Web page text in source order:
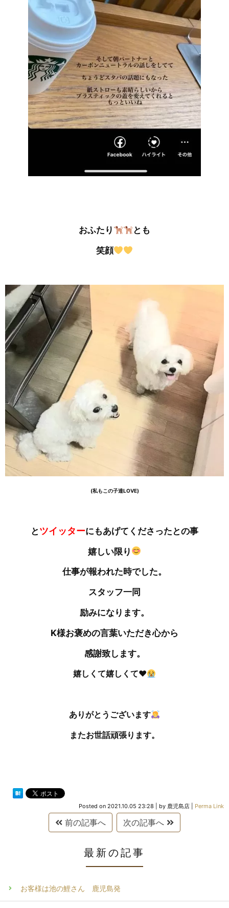
おふたり
とも
笑顔
(私もこの子達LOVE)
とツイッターにもあげてくださったとの事
嬉しい限り
仕事が報われた時でした。
スタッフ一同
励みになります。
K様お褒めの言葉いただき心から
感謝致します。
嬉しくて嬉しくて♥️
ありがとうございます
またお世話頑張ります。
Posted on 2021.10.05 23:28 by 鹿児島店 Perma Link
前の記事へ 次の記事へ
最新の記事
お客様は池の鯉さん 鹿児島発